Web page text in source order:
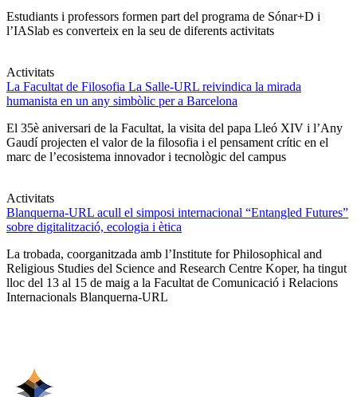
Estudiants i professors formen part del programa de Sónar+D i
l’IASlab es converteix en la seu de diferents activitats
Activitats
La Facultat de Filosofia La Salle-URL reivindica la mirada
humanista en un any simbòlic per a Barcelona
El 35è aniversari de la Facultat, la visita del papa Lleó XIV i l’Any
Gaudí projecten el valor de la filosofia i el pensament crític en el
marc de l’ecosistema innovador i tecnològic del campus
Activitats
Blanquerna-URL acull el simposi internacional “Entangled Futures”
sobre digitalització, ecologia i ètica
La trobada, coorganitzada amb l’Institute for Philosophical and
Religious Studies del Science and Research Centre Koper, ha tingut
lloc del 13 al 15 de maig a la Facultat de Comunicació i Relacions
Internacionals Blanquerna-URL